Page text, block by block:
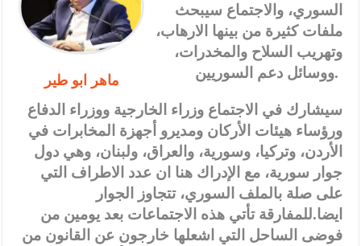
ماهر ابو طير
السوري، والاجتماع سيبحث
ملفات كثيرة من بينها الارهاب،
وتهريب السلاح والمخدرات،
ووسائل دعم السوريين.
سيشارك في الاجتماع وزراء الخارجية ووزراء الدفاع
ورؤساء هيئات الأركان ومديرو أجهزة المخابرات في
الأردن، وتركيا، وسورية، والعراق، ولبنان، وهي دول
جوار سورية، مع الإدراك هنا ان عدد الاطراف التي
على صلة بالملف السوري، تتجاوز الجوار
ايضا.للمفارقة تأتي هذه الاجتماعات بعد يومين من
فوضى الساحل التي اشعلها خارجون عن القانون من